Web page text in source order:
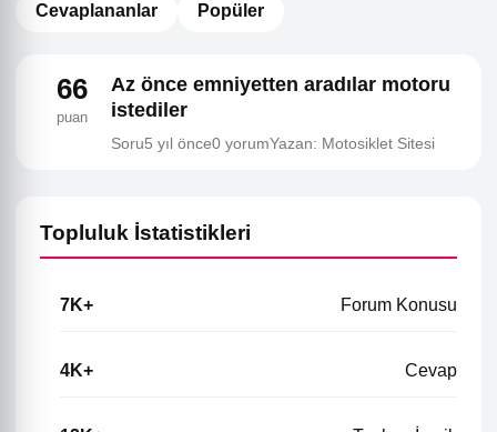
Cevaplananlar Popüler
66
puan
Az önce emniyetten aradılar motoru
istediler
Soru5 yıl önce0 yorumYazan: Motosiklet Sitesi
Topluluk İstatistikleri
7K+ Forum Konusu
4K+ Cevap